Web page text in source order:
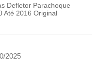
Defletor Parachoque
Até 2016 Original
2025